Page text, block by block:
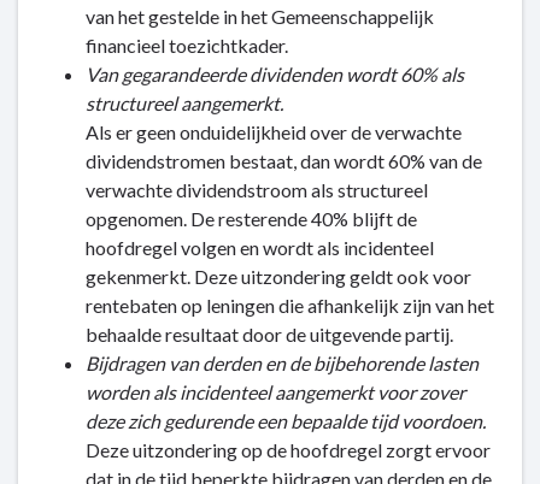
van het gestelde in het Gemeenschappelijk
financieel toezichtkader.
Van gegarandeerde dividenden wordt 60% als
structureel aangemerkt.
Als er geen onduidelijkheid over de verwachte
dividendstromen bestaat, dan wordt 60% van de
verwachte dividendstroom als structureel
opgenomen. De resterende 40% blijft de
hoofdregel volgen en wordt als incidenteel
gekenmerkt. Deze uitzondering geldt ook voor
rentebaten op leningen die afhankelijk zijn van het
behaalde resultaat door de uitgevende partij.
Bijdragen van derden en de bijbehorende lasten
worden als incidenteel aangemerkt voor zover
deze zich gedurende een bepaalde tijd voordoen.
Deze uitzondering op de hoofdregel zorgt ervoor
dat in de tijd beperkte bijdragen van derden en de